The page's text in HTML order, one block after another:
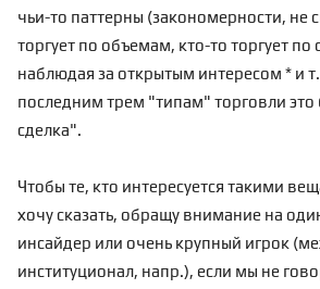
чьи-то паттерны (закономерности, не
торгует по объемам, кто-то торгует по
наблюдая за открытым интересом * и
последним трем "типам" торговли
сделка".
Чтобы те, кто интересуется такими
хочу сказать, обращу внимание на
инсайдер или очень крупный игрок
институционал, напр.), если мы не